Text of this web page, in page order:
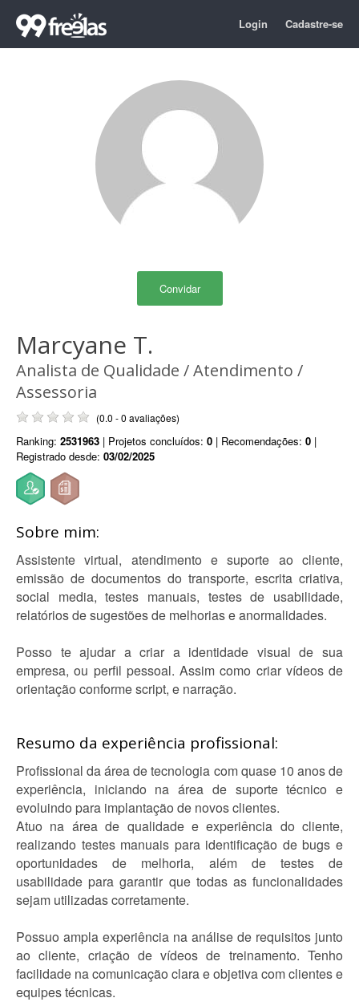
Login Cadastre-se
Convidar
Marcyane T.
Analista de Qualidade / Atendimento /
Assessoria
(0.0 - 0 avaliações)
Ranking: 2531963 | Projetos concluídos: 0 | Recomendações: 0 |
Registrado desde: 03/02/2025
Sobre mim:
Assistente virtual, atendimento e suporte ao cliente,
emissão de documentos do transporte, escrita criativa,
social media, testes manuais, testes de usabilidade,
relatórios de sugestões de melhorias e anormalidades.
Posso te ajudar a criar a identidade visual de sua
empresa, ou perfil pessoal. Assim como criar vídeos de
orientação conforme script, e narração.
Resumo da experiência profissional:
Profissional da área de tecnologia com quase 10 anos de
experiência, iniciando na área de suporte técnico e
evoluindo para implantação de novos clientes.
Atuo na área de qualidade e experiência do cliente,
realizando testes manuais para identificação de bugs e
oportunidades de melhoria, além de testes de
usabilidade para garantir que todas as funcionalidades
sejam utilizadas corretamente.
Possuo ampla experiência na análise de requisitos junto
ao cliente, criação de vídeos de treinamento. Tenho
facilidade na comunicação clara e objetiva com clientes e
equipes técnicas.